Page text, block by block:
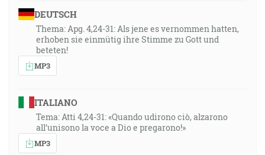
DEUTSCH
Thema: Apg. 4,24-31: Als jene es vernommen hatten,
erhoben sie einmütig ihre Stimme zu Gott und
beteten!
MP3
ITALIANO
Tema: Atti 4,24-31: «Quando udirono ciò, alzarono
all’unisono la voce a Dio e pregarono!»
MP3